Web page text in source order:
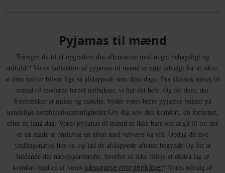
Pyjamas til mænd
Trænger du til at opgradere din aftenrutine med noget behageligt og
stilfuldt? Vores kollektion af pyjamas til mænd er nøje udvalgt for at sikre,
at dine nætter bliver lige så afslappede som dine dage. Fra klassisk nattøj til
mænd til moderne ternet natbukser, vi har det hele. Og for dem, der
foretrækker at mikse og matche, byder vores herre pyjamas bukser på
uendelige kombinationsmuligheder.Giv dig selv den komfort, du fortjener,
efter en lang dag. Vores pyjamas til mænd er ikke bare om at gå til ro; det
er en måde at omfavne en aften med velvære og stil. Opdag dit nye
yndlingsnattøj hos os, og lad de afslappede aftener begynde.Og for at
fuldende din nattøjsgarderobe, hvorfor så ikke tilføje et ekstra lag af
komfort med en af vores luksuriøse morgenkåber? Vores udvalg af